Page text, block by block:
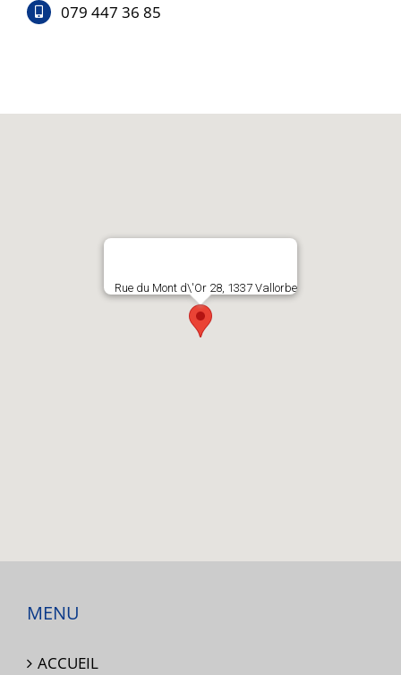
079 447 36 85
Rue du Mont d\'Or 28, 1337 Vallorbe
MENU
ACCUEIL